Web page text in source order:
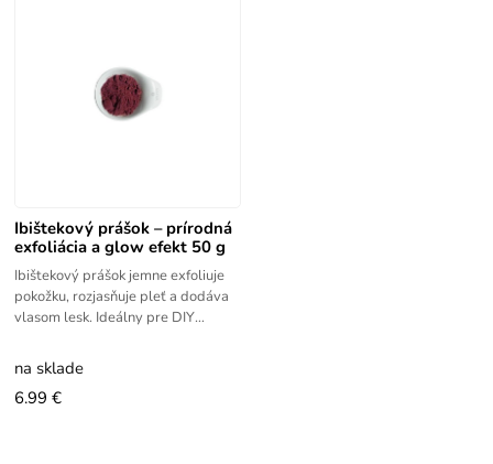
Ibištekový prášok – prírodná
exfoliácia a glow efekt 50 g
Ibištekový prášok jemne exfoliuje
pokožku, rozjasňuje pleť a dodáva
vlasom lesk. Ideálny pre DIY
prášok do kozmetiky s
na sklade
6.99 €